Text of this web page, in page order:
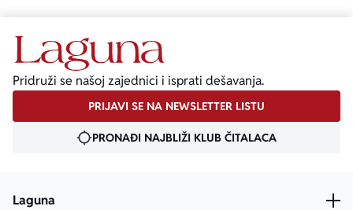
Pridruži se našoj zajednici i isprati dešavanja.
PRIJAVI SE NA NEWSLETTER LISTU
PRONAĐI NAJBLIŽI KLUB ČITALACA
Laguna